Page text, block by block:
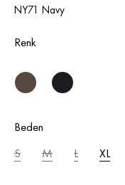
NY71 Navy
Renk
Beden
S
M L XL